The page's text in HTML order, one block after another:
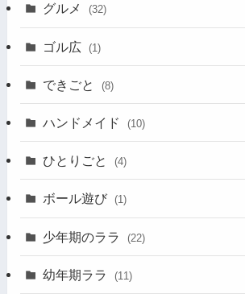
グルメ (32)
ゴル広 (1)
できごと (8)
ハンドメイド (10)
ひとりごと (4)
ボール遊び (1)
少年期のララ (22)
幼年期ララ (11)